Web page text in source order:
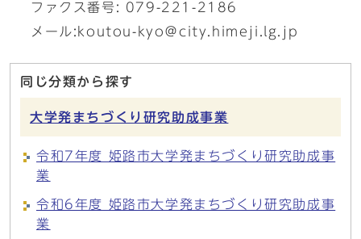
ファクス番号: 079-221-2186
メール:koutou-kyo＠city.himeji.lg.jp
同じ分類から探す
大学発まちづくり研究助成事業
令和7年度 姫路市大学発まちづくり研究助成事
業
令和6年度 姫路市大学発まちづくり研究助成事
業